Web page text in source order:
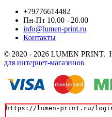
+79776614482
Пн-Пт 10.00 - 20.00
info@lumen-print.ru
Контакты
© 2020 - 2026 LUMEN PRINT.
для интернет-магазинов
https://lumen-print.ru/login/